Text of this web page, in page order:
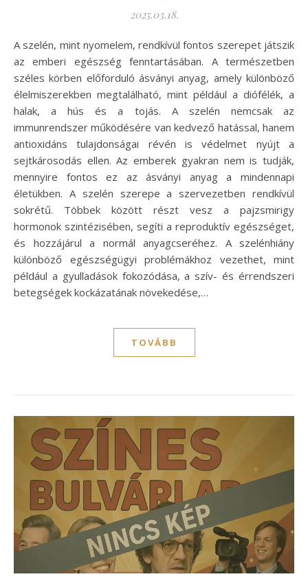
2025.03.18.
A szelén, mint nyomelem, rendkívül fontos szerepet játszik
az emberi egészség fenntartásában. A természetben
széles körben előforduló ásványi anyag, amely különböző
élelmiszerekben megtalálható, mint például a diófélék, a
halak, a hús és a tojás. A szelén nemcsak az
immunrendszer működésére van kedvező hatással, hanem
antioxidáns tulajdonságai révén is védelmet nyújt a
sejtkárosodás ellen. Az emberek gyakran nem is tudják,
mennyire fontos ez az ásványi anyag a mindennapi
életükben. A szelén szerepe a szervezetben rendkívül
sokrétű. Többek között részt vesz a pajzsmirigy
hormonok szintézisében, segíti a reproduktív egészséget,
és hozzájárul a normál anyagcseréhez. A szelénhiány
különböző egészségügyi problémákhoz vezethet, mint
például a gyulladások fokozódása, a szív- és érrendszeri
betegségek kockázatának növekedése,…
TOVÁBB